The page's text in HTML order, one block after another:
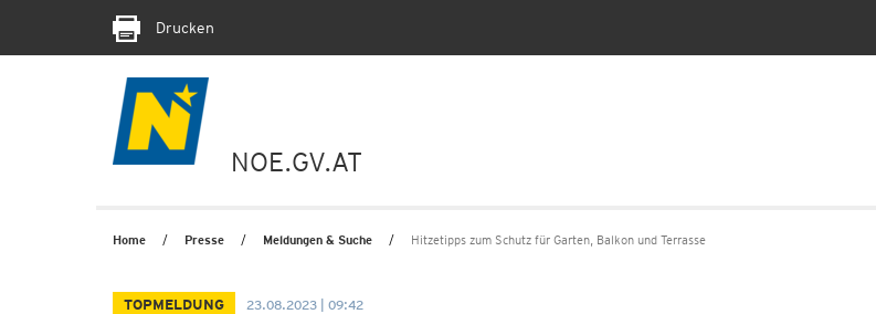
Drucken
NOE.GV.AT
Home Presse Meldungen & Suche Hitzetipps zum Schutz für Garten, Balkon und Terrasse
TOPMELDUNG 23.08.2023 | 09:42